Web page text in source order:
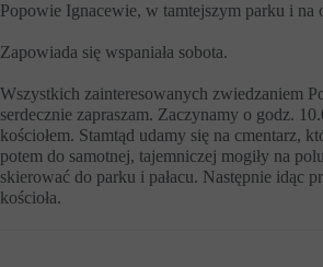
Popowie Ignacewie, w tamtejszym parku i
Zapowiada się wspaniała sobota.
Wszystkich zainteresowanych zwiedzaniem
serdecznie zapraszam. Zaczynamy o godz.
kościołem. Stamtąd udamy się na cmentarz,
potem do samotnej, tajemniczej mogiły na
skierować do parku i pałacu. Następnie idąc
kościoła.